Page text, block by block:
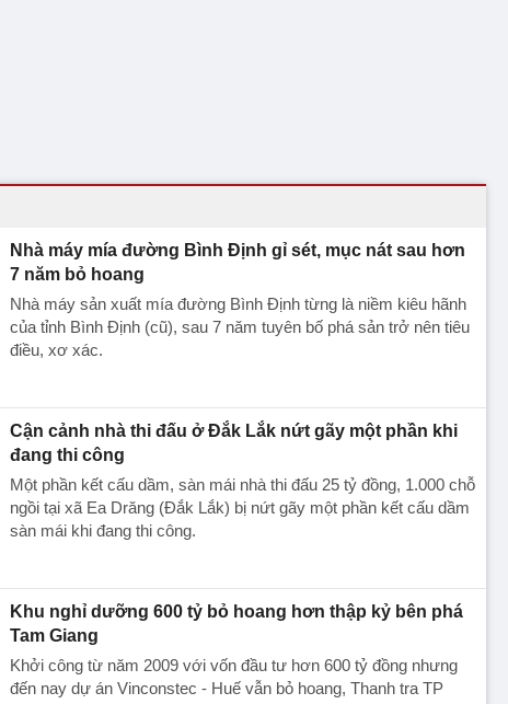
Nhà máy mía đường Bình Định gỉ sét, mục nát sau hơn
7 năm bỏ hoang
Nhà máy sản xuất mía đường Bình Định từng là niềm kiêu hãnh
của tỉnh Bình Định (cũ), sau 7 năm tuyên bố phá sản trở nên tiêu
điều, xơ xác.
Cận cảnh nhà thi đấu ở Đắk Lắk nứt gãy một phần khi
đang thi công
Một phần kết cấu dầm, sàn mái nhà thi đấu 25 tỷ đồng, 1.000 chỗ
ngồi tại xã Ea Drăng (Đắk Lắk) bị nứt gãy một phần kết cấu dầm
sàn mái khi đang thi công.
Khu nghỉ dưỡng 600 tỷ bỏ hoang hơn thập kỷ bên phá
Tam Giang
Khởi công từ năm 2009 với vốn đầu tư hơn 600 tỷ đồng nhưng
đến nay dự án Vinconstec - Huế vẫn bỏ hoang, Thanh tra TP